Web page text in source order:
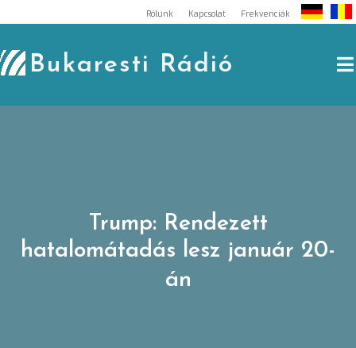
to
content
Rólunk Kapcsolat Frekvenciák
Bukaresti Rádió
Trump: Rendezett
hatalomátadás lesz január 20-
án